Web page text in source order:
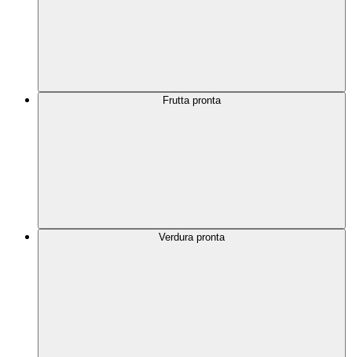
Frutta pronta
Verdura pronta